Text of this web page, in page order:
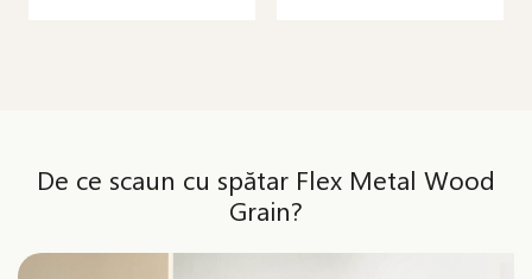
De ce scaun cu spătar Flex Metal Wood
Grain?